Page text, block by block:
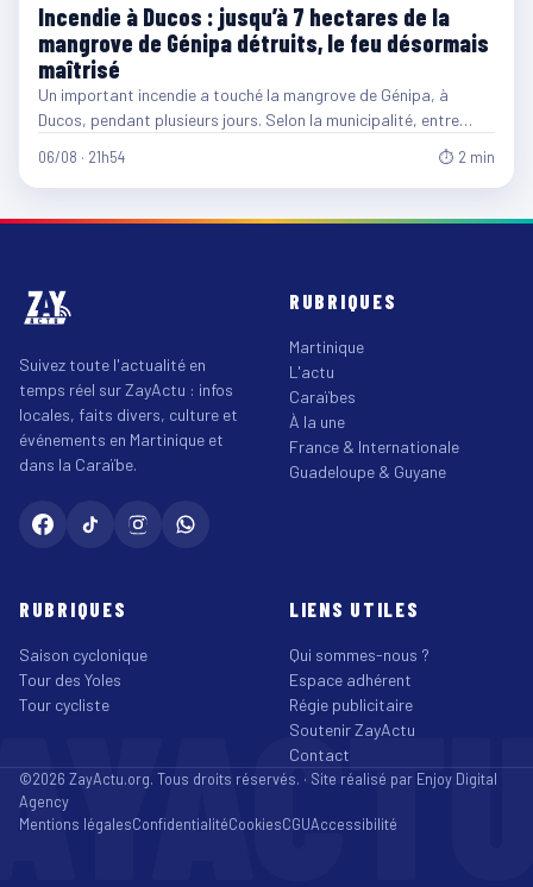
Incendie à Ducos : jusqu’à 7 hectares de la
mangrove de Génipa détruits, le feu désormais
maîtrisé
Un important incendie a touché la mangrove de Génipa, à
Ducos, pendant plusieurs jours. Selon la municipalité, entre…
06/08 · 21h54 ⏱ 2 min
Suivez toute l'actualité en
temps réel sur ZayActu : infos
locales, faits divers, culture et
événements en Martinique et
dans la Caraïbe.
RUBRIQUES
Martinique
L'actu
Caraïbes
À la une
France & Internationale
Guadeloupe & Guyane
RUBRIQUES
Saison cyclonique
Tour des Yoles
Tour cycliste
LIENS UTILES
Qui sommes-nous ?
Espace adhérent
Régie publicitaire
Soutenir ZayActu
Contact
©2026 ZayActu.org. Tous droits réservés. · Site réalisé par Enjoy Digital
Agency
Mentions légalesConfidentialitéCookiesCGUAccessibilité